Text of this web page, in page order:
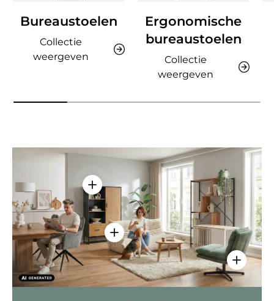
Bureaustoelen
Collectie
weergeven
Ergonomische
bureaustoelen
Collectie
weergeven
Details
Details weergeven - AMIO H -
Details weergeven - Sitzolo 2 -